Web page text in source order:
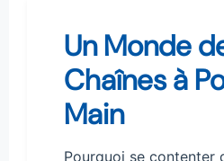
Un Monde
Chaînes à
Main
Pourquoi se contenter